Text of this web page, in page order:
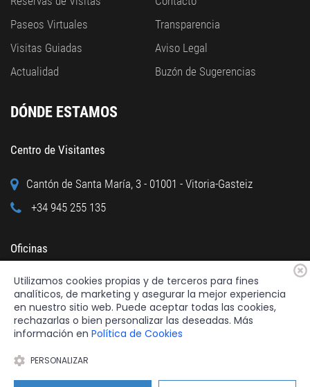
Paseos Virtuales
Visitas Guiadas
Actualidad
Transparencia
Aviso Legal
Buzón de Sugerencias
DÓNDE ESTAMOS
Centro de Visitantes
Cantón de Santa María, 3 - 01001 - Vitoria-Gasteiz
+34 945 255 135
Oficinas
Calle Cuchillería, 95 - 01001 - Vitoria-Gasteiz
+34 945 122 160
Utilizamos cookies propias y de terceros para fines
analíticos, de marketing y asegurar la mejor experiencia
en nuestro sitio web. Puede aceptar todas las cookies,
rechazarlas o bien personalizar las deseadas. Más
información en Política de Cookies
PERSONALIZAR